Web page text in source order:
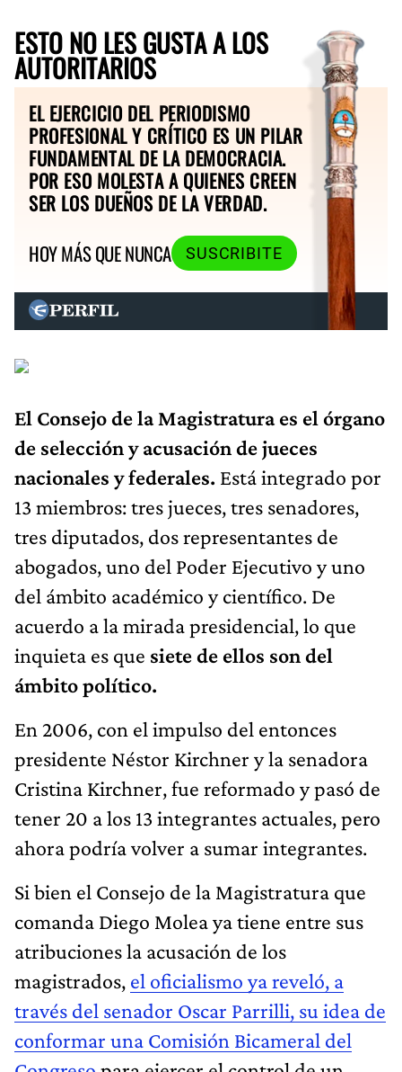
ESTO NO LES GUSTA A LOS
AUTORITARIOS
EL EJERCICIO DEL PERIODISMO
PROFESIONAL Y CRÍTICO ES UN PILAR
FUNDAMENTAL DE LA DEMOCRACIA.
POR ESO MOLESTA A QUIENES CREEN
SER LOS DUEÑOS DE LA VERDAD.
HOY MÁS QUE NUNCA
SUSCRIBITE
El Consejo de la Magistratura es el órgano
de selección y acusación de jueces
nacionales y federales. Está integrado por
13 miembros: tres jueces, tres senadores,
tres diputados, dos representantes de
abogados, uno del Poder Ejecutivo y uno
del ámbito académico y científico. De
acuerdo a la mirada presidencial, lo que
inquieta es que siete de ellos son del
ámbito político.
En 2006, con el impulso del entonces
presidente Néstor Kirchner y la senadora
Cristina Kirchner, fue reformado y pasó de
tener 20 a los 13 integrantes actuales, pero
ahora podría volver a sumar integrantes.
Si bien el Consejo de la Magistratura que
comanda Diego Molea ya tiene entre sus
atribuciones la acusación de los
magistrados, el oficialismo ya reveló, a
través del senador Oscar Parrilli, su idea de
conformar una Comisión Bicameral del